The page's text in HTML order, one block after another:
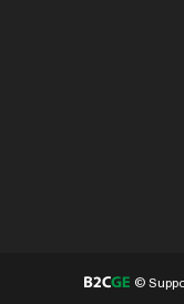
©